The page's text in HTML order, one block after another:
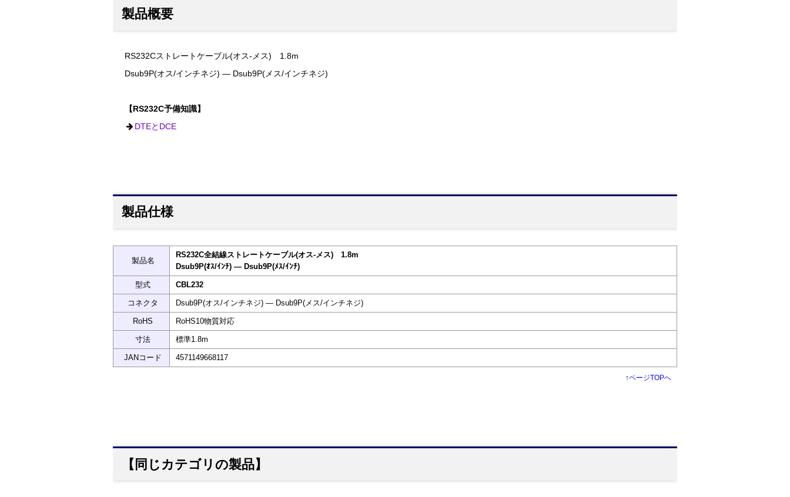
製品概要
RS232Cストレートケーブル(オス-メス) 1.8m
Dsub9P(オス/インチネジ) ― Dsub9P(メス/インチネジ)
【RS232C予備知識】
DTEとDCE
製品仕様
製品名
RS232C全結線ストレートケーブル(オス-メス) 1.8m
Dsub9P(ｵｽ/ｲﾝﾁ) ― Dsub9P(ﾒｽ/ｲﾝﾁ)
型式 CBL232
コネクタ Dsub9P(オス/インチネジ) ― Dsub9P(メス/インチネジ)
RoHS RoHS10物質対応
寸法 標準1.8m
JANコード 4571149668117
↑ページTOPへ
【同じカテゴリの製品】